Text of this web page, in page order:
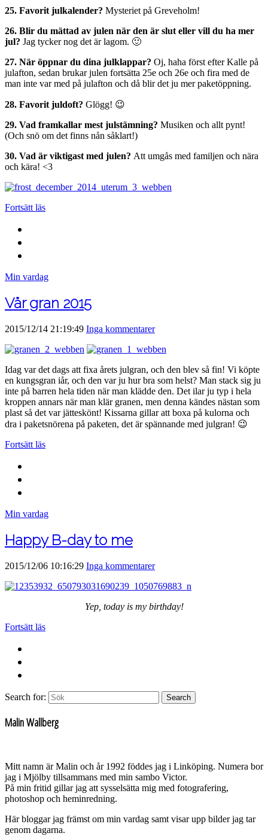
25. Favorit julkalender? Mysteriet på Greveholm!
26. Blir du mättad av julen när den är slut eller vill du ha mer
jul? Jag tycker nog det är lagom. 🙂
27. När öppnar du dina julklappar? Oj, haha först efter Kalle på
julafton, sedan brukar julen fortsätta 25e och 26e och fira med de
man inte var med på julafton och då blir det ju mer paketöppning.
28. Favorit juldoft? Glögg! 😉
29. Vad framkallar mest julstämning? Musiken och allt pynt!
(Och snö om det finns nån såklart!)
30. Vad är viktigast med julen? Att umgås med familjen och nära
och kära! <3
Fortsätt läs
Min vardag
Vår gran 2015
2015/12/14 21:19:49 Inga kommentarer
Idag var det dags att fixa årets julgran, och den blev så fin! Vi köpte
en kungsgran iår, och den var ju hur bra som helst? Man stack sig ju
inte på barren hela tiden när man klädde den. Det ilar ju typ i hela
kroppen annars när man klär granen, men denna kändes nästan som
plast så det var jätteskönt! Kissarna gillar att boxa på kulorna och
dra i paketsnörena på paketen, det är spännande med julgran! 😉
Fortsätt läs
Min vardag
Happy B-day to me
2015/12/06 10:16:29 Inga kommentarer
Yep, today is my birthday!
Fortsätt läs
Search for: Search
Malin Wallberg
Mitt namn är Malin och år 1992 föddes jag i Linköping. Numera bor
jag i Mjölby tillsammans med min sambo Victor.
På min fritid gillar jag att sysselsätta mig med fotografering,
photoshop och heminredning.
Här bloggar jag främst om min vardag samt visar upp bilder jag tar
genom dagarna.